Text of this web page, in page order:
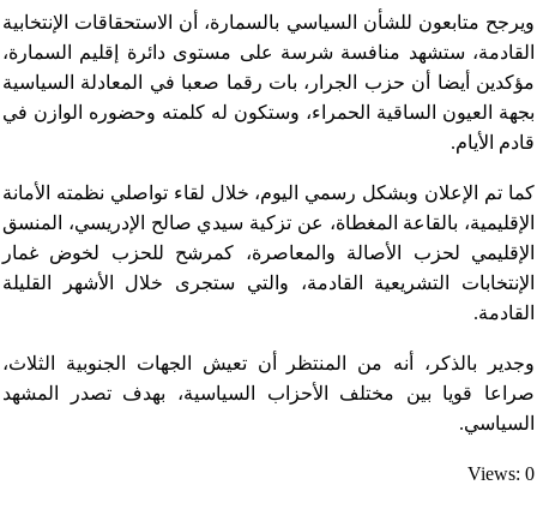
ويرجح متابعون للشأن السياسي بالسمارة، أن الاستحقاقات الإنتخابية
القادمة، ستشهد منافسة شرسة على مستوى دائرة إقليم السمارة،
مؤكدين أيضا أن حزب الجرار، بات رقما صعبا في المعادلة السياسية
بجهة العيون الساقية الحمراء، وستكون له كلمته وحضوره الوازن في
قادم الأيام.
كما تم الإعلان وبشكل رسمي اليوم، خلال لقاء تواصلي نظمته الأمانة
الإقليمية، بالقاعة المغطاة، عن تزكية سيدي صالح الإدريسي، المنسق
الإقليمي لحزب الأصالة والمعاصرة، كمرشح للحزب لخوض غمار
الإنتخابات التشريعية القادمة، والتي ستجرى خلال الأشهر القليلة
القادمة.
وجدير بالذكر، أنه من المنتظر أن تعيش الجهات الجنوبية الثلاث،
صراعا قويا بين مختلف الأحزاب السياسية، بهدف تصدر المشهد
السياسي.
Views: 0